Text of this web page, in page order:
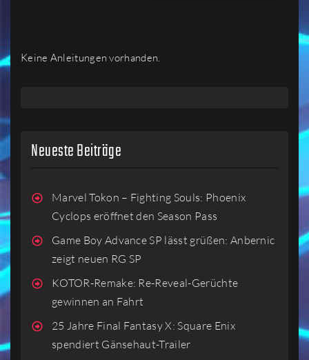
Keine Anleitungen vorhanden.
Neueste Beiträge
Marvel Tokon – Fighting Souls: Phoenix
Cyclops eröffnet den Season Pass
Game Boy Advance SP lässt grüßen: Anbernic
zeigt neuen RG SP
KOTOR-Remake: Re-Reveal-Gerüchte
gewinnen an Fahrt
25 Jahre Final Fantasy X: Square Enix
spendiert Gänsehaut-Trailer